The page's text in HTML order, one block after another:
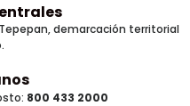
demarcación territorial
800 433 2000